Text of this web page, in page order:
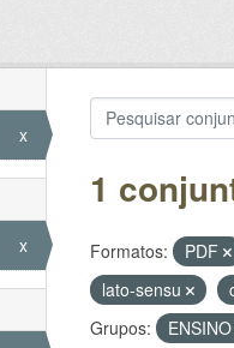
x
x
1
Formatos: PDF
lato-sensu
Grupos:
ENSINO